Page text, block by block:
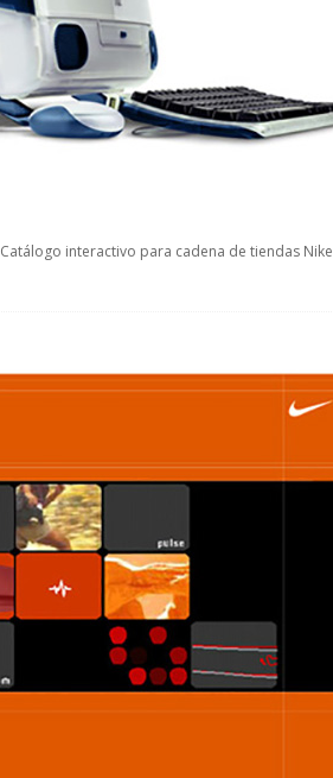
Catálogo interactivo para cadena de tiendas Nike